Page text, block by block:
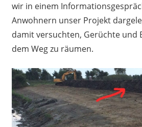
wir in einem
Anwohnern unser Projekt
damit versuchten, Gerüchte und
dem Weg zu räumen.